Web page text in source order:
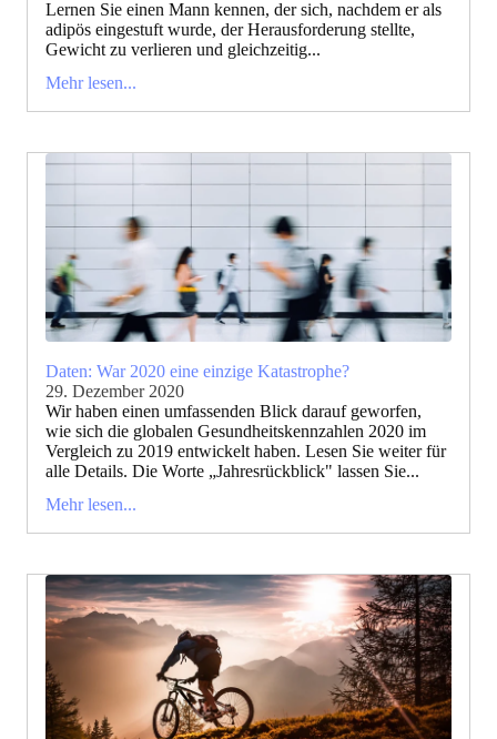
Lernen Sie einen Mann kennen, der sich, nachdem er als
adipös eingestuft wurde, der Herausforderung stellte,
Gewicht zu verlieren und gleichzeitig...
Mehr lesen...
Daten: War 2020 eine einzige Katastrophe?
29. Dezember 2020
Wir haben einen umfassenden Blick darauf geworfen,
wie sich die globalen Gesundheitskennzahlen 2020 im
Vergleich zu 2019 entwickelt haben. Lesen Sie weiter für
alle Details. Die Worte „Jahresrückblick" lassen Sie...
Mehr lesen...